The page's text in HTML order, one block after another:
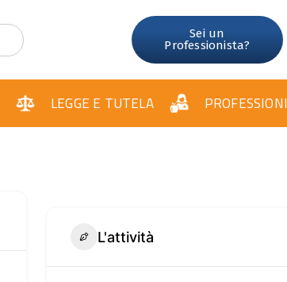
Sei un
Professionista?
LEGGE E TUTELA PROFESSIONI
L'attività